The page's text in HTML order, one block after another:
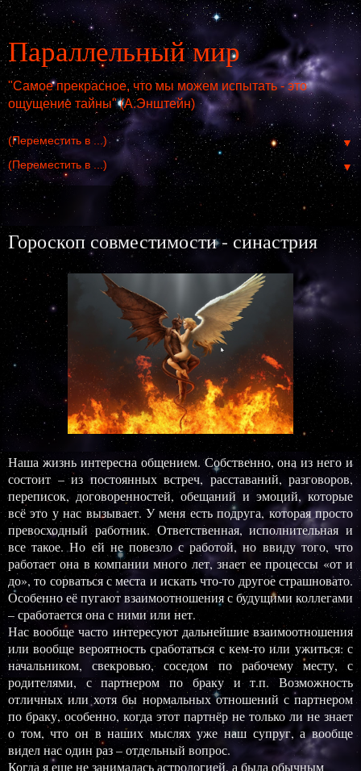
Параллельный мир
"Самое прекрасное, что мы можем испытать - это
ощущение тайны" (А.Энштейн)
▼
▼
воскресенье, 12 ноября 2017 г.
Гороскоп совместимости - синастрия
Наша жизнь интересна общением. Собственно, она из него и
состоит – из постоянных встреч, расставаний, разговоров,
переписок, договоренностей, обещаний и эмоций, которые
всё это у нас вызывает. У меня есть подруга, которая просто
превосходный работник. Ответственная, исполнительная и
все такое. Но ей не повезло с работой, но ввиду того, что
работает она в компании много лет, знает ее процессы «от и
до», то сорваться с места и искать что-то другое страшновато.
Особенно её пугают взаимоотношения с будущими коллегами
– сработается она с ними или нет.
Нас вообще часто интересуют дальнейшие взаимоотношения
или вообще вероятность сработаться с кем-то или ужиться: с
начальником, свекровью, соседом по рабочему месту, с
родителями, с партнером по браку и т.п. Возможность
отличных или хотя бы нормальных отношений с партнером
по браку, особенно, когда этот партнёр не только ли не знает
о том, что он в наших мыслях уже наш супруг, а вообще
видел нас один раз – отдельный вопрос.
Когда я еще не занималась астрологией, а была обычным